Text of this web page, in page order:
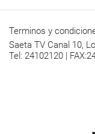
Terminos y
Saeta TV Canal 10,
Tel: 24102120 |